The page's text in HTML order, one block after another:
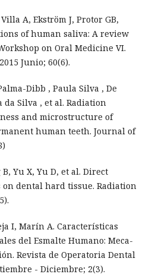
A, Ekström J, Protor GB,
of human saliva: A review
on Oral Medicine VI.
Junio; 60(6).
Dibb , Paula Silva , De
Silva , et al. Radiation
and microstructure of
human teeth. Journal of
Yu X, Yu D, et al. Direct
dental hard tissue. Radiation
I, Marín A. Características
del Esmalte Humano: Meca-
Revista de Operatoria Dental
- Diciembre; 2(3).